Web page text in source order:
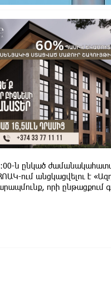
ն ընկած
ում անցկացվելու է
որի ընթացքում